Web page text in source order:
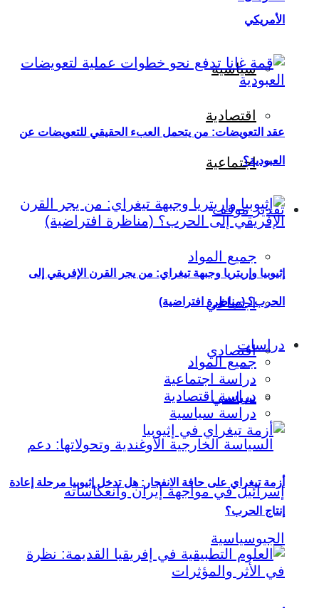
سياسية
اقتصادية
اجتماعية
تقدير موقف
جميع المواد
اجتماعي
اقتصادي
سياسي
الأمريكي
عقد التعويضات: من يتحمل العبء الحقيقي للتعويضات عن
العبودية؟
إثيوبيا وإريتريا وجبهة تيغراي: من يجر القرن الإفريقي إلى
الحرب؟ (مناظرة افتراضية)
دراسات
جميع المواد
دراسة اجتماعية
دراسة اقتصادية
دراسة سياسية
أزمة تيغراي على حافة الانفجار: هل تدخل إثيوبيا مرحلة إعادة
إنتاج الحرب؟